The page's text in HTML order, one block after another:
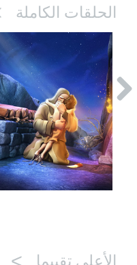
الحلقات الكاملة
الأعلى تقييما